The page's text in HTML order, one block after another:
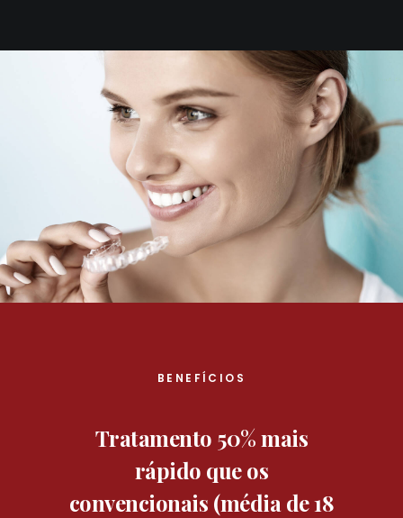
BENEFÍCIOS
Tratamento 50% mais
rápido que os
convencionais (média de 18